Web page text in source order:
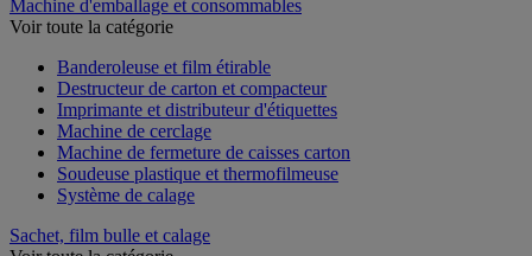
Machine d'emballage et consommables
Voir toute la catégorie
Banderoleuse et film étirable
Destructeur de carton et compacteur
Imprimante et distributeur d'étiquettes
Machine de cerclage
Machine de fermeture de caisses carton
Soudeuse plastique et thermofilmeuse
Système de calage
Sachet, film bulle et calage